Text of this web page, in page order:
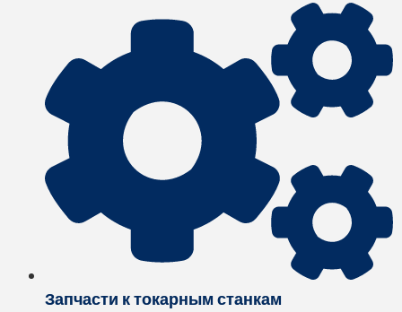
Запчасти к токарным станкам